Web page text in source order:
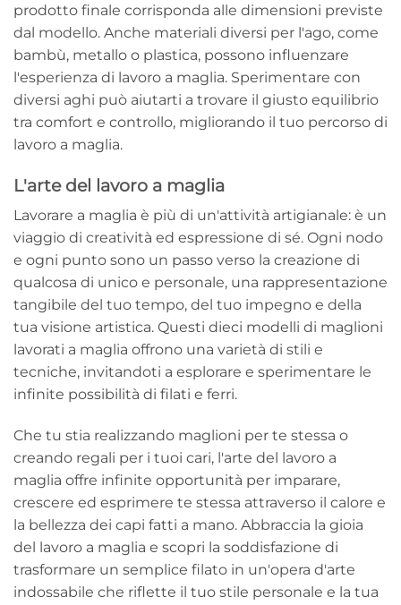
prodotto finale corrisponda alle dimensioni previste
dal modello. Anche materiali diversi per l'ago, come
bambù, metallo o plastica, possono influenzare
l'esperienza di lavoro a maglia. Sperimentare con
diversi aghi può aiutarti a trovare il giusto equilibrio
tra comfort e controllo, migliorando il tuo percorso di
lavoro a maglia.
L'arte del lavoro a maglia
Lavorare a maglia è più di un'attività artigianale: è un
viaggio di creatività ed espressione di sé. Ogni nodo
e ogni punto sono un passo verso la creazione di
qualcosa di unico e personale, una rappresentazione
tangibile del tuo tempo, del tuo impegno e della
tua visione artistica. Questi dieci modelli di maglioni
lavorati a maglia offrono una varietà di stili e
tecniche, invitandoti a esplorare e sperimentare le
infinite possibilità di filati e ferri.
Che tu stia realizzando maglioni per te stessa o
creando regali per i tuoi cari, l'arte del lavoro a
maglia offre infinite opportunità per imparare,
crescere ed esprimere te stessa attraverso il calore e
la bellezza dei capi fatti a mano. Abbraccia la gioia
del lavoro a maglia e scopri la soddisfazione di
trasformare un semplice filato in un'opera d'arte
indossabile che riflette il tuo stile personale e la tua